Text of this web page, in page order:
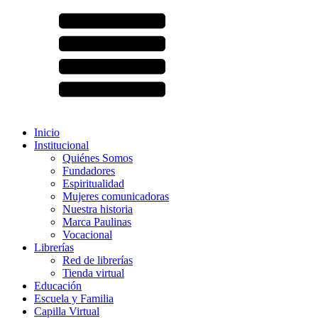
Inicio
Institucional
Quiénes Somos
Fundadores
Espiritualidad
Mujeres comunicadoras
Nuestra historia
Marca Paulinas
Vocacional
Librerías
Red de librerías
Tienda virtual
Educación
Escuela y Familia
Capilla Virtual